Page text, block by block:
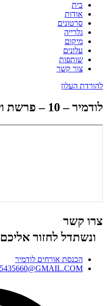
בית
אודות
סרטונים
גלרייה
מיקום
עלונים
שותפות
צור קשר
להורדת העלון
לודמיר – 10 – פרשת וישלח
צרו קשר
ונשתדל לחזור
הכנסת אורחים לודמיר